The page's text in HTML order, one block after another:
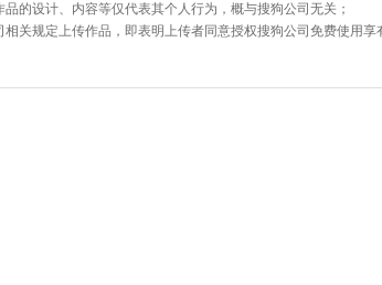
的设计、内容等仅代表其个人行为，概与搜狗公司无关；
关规定上传作品，即表明上传者同意授权搜狗公司免费使用